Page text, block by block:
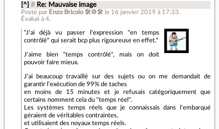
[^] # Re: Mauvaise image
Posté par Enzo Bricolo 🛠⚙🛠 le 16 janvier 2019 à 17:33.
Évalué à 4.
"J'ai déjà vu passer l'expression "en temps
contrôlé" qui serait bcp plus rigoureuse en effet."
J'aime bien "temps contrôlé", mais on doit
pouvoir faire mieux.
J'ai beaucoup travaillé sur des sujets ou on me demandait de
garantir l’exécution de 99% de taches
en moins de 15 minutes et je refusais catégoriquement que
certains nomment cela du "temps réel".
Les systèmes temps réels que je connaissais dans l'embarqué
géraient de véritables contraintes,
et utilisaient des noyaux temps réels.